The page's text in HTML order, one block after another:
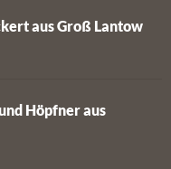
aus Groß Lantow
Höpfner aus